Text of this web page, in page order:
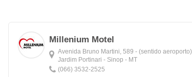
Millenium Motel
Avenida Bruno Martini, 589 - (sentido aeroporto)
Jardim Portinari - Sinop - MT
(066) 3532-2525